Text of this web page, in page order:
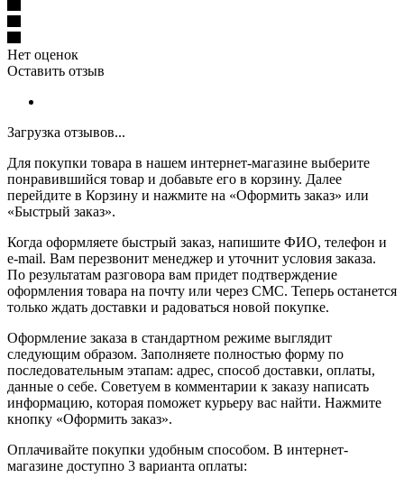
Нет оценок
Оставить отзыв
Загрузка отзывов...
Для покупки товара в нашем интернет-магазине выберите
понравившийся товар и добавьте его в корзину. Далее
перейдите в Корзину и нажмите на «Оформить заказ» или
«Быстрый заказ».
Когда оформляете быстрый заказ, напишите ФИО, телефон и
e-mail. Вам перезвонит менеджер и уточнит условия заказа.
По результатам разговора вам придет подтверждение
оформления товара на почту или через СМС. Теперь останется
только ждать доставки и радоваться новой покупке.
Оформление заказа в стандартном режиме выглядит
следующим образом. Заполняете полностью форму по
последовательным этапам: адрес, способ доставки, оплаты,
данные о себе. Советуем в комментарии к заказу написать
информацию, которая поможет курьеру вас найти. Нажмите
кнопку «Оформить заказ».
Оплачивайте покупки удобным способом. В интернет-
магазине доступно 3 варианта оплаты: